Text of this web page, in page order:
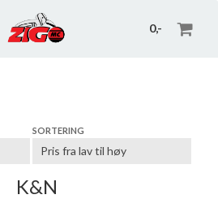
0,-
SORTERING
K&N